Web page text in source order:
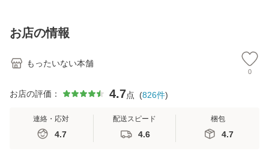
お店の情報
もったいない本舗
0
お店の評価： 4.7点 (826件)
連絡・応対
4.7
配送スピード
4.6
梱包
4.7